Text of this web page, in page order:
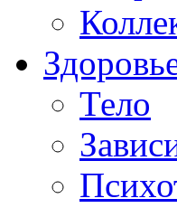
Тело